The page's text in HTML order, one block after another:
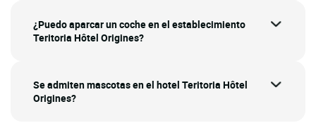
¿Puedo aparcar un coche en el establecimiento
Teritoria Hôtel Origines?
Se admiten mascotas en el hotel Teritoria Hôtel
Origines?